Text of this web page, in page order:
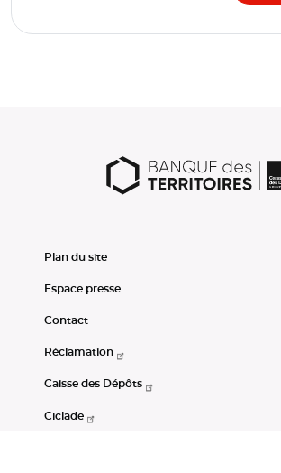
Plan du site
Espace presse
Contact
Réclamation
Caisse des Dépôts
Ciclade